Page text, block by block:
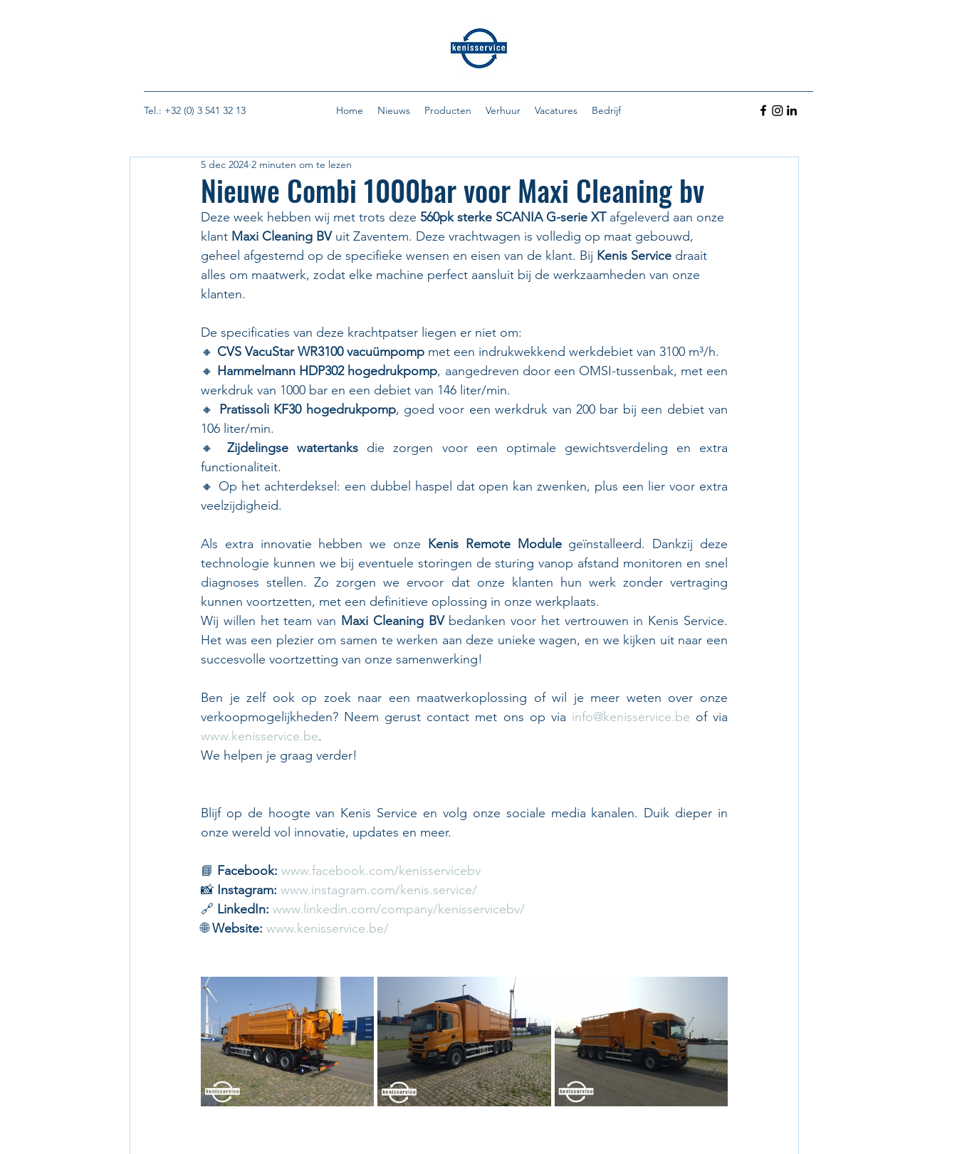
Tel.: +32 (0) 3 541 32 13 Home Nieuws Producten Verhuur Vacatures Bedrijf
Nieuwe Combi 1000bar voor Maxi Cleaning bv
5 dec 2024 2 minuten om te lezen
Deze week hebben wij met trots deze 560pk sterke SCANIA G-serie XT afgeleverd aan onze
klant Maxi Cleaning BV uit Zaventem. Deze vrachtwagen is volledig op maat gebouwd,
geheel afgestemd op de specifieke wensen en eisen van de klant. Bij Kenis Service draait
alles om maatwerk, zodat elke machine perfect aansluit bij de werkzaamheden van onze
klanten.
De specificaties van deze krachtpatser liegen er niet om:
🔸 CVS VacuStar WR3100 vacuümpomp met een indrukwekkend werkdebiet van 3100 m³/h.
🔸 Hammelmann HDP302 hogedrukpomp, aangedreven door een OMSI-tussenbak, met een
werkdruk van 1000 bar en een debiet van 146 liter/min.
🔸 Pratissoli KF30 hogedrukpomp, goed voor een werkdruk van 200 bar bij een debiet van
106 liter/min.
🔸 Zijdelingse watertanks die zorgen voor een optimale gewichtsverdeling en extra
functionaliteit.
🔸 Op het achterdeksel: een dubbel haspel dat open kan zwenken, plus een lier voor extra
veelzijdigheid.
Als extra innovatie hebben we onze Kenis Remote Module geïnstalleerd. Dankzij deze
technologie kunnen we bij eventuele storingen de sturing vanop afstand monitoren en snel
diagnoses stellen. Zo zorgen we ervoor dat onze klanten hun werk zonder vertraging
kunnen voortzetten, met een definitieve oplossing in onze werkplaats.
Wij willen het team van Maxi Cleaning BV bedanken voor het vertrouwen in Kenis Service.
Het was een plezier om samen te werken aan deze unieke wagen, en we kijken uit naar een
succesvolle voortzetting van onze samenwerking!
Ben je zelf ook op zoek naar een maatwerkoplossing of wil je meer weten over onze
verkoopmogelijkheden? Neem gerust contact met ons op via info@kenisservice.be
www.kenisservice.be.
We helpen je graag verder!
Blijf op de hoogte van Kenis Service en volg onze sociale media kanalen. Duik dieper in
onze wereld vol innovatie, updates en meer.
📘 Facebook: www.facebook.com/kenisservicebv
📸 Instagram: www.instagram.com/kenis.service/
🔗 LinkedIn: www.linkedin.com/company/kenisservicebv/
🌐 Website: www.kenisservice.be/